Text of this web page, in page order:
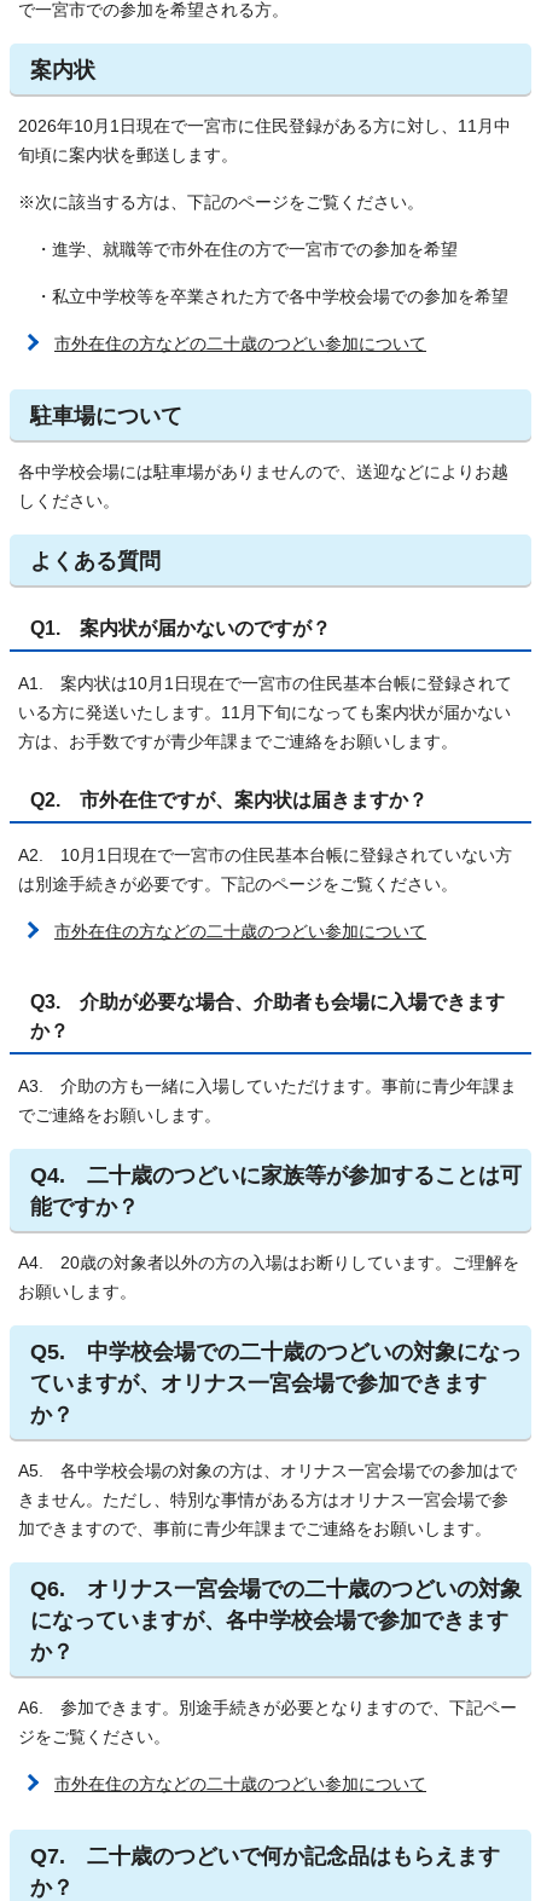
で一宮市での参加を希望される方。
案内状
2026年10月1日現在で一宮市に住民登録がある方に対し、11月中
旬頃に案内状を郵送します。
※次に該当する方は、下記のページをご覧ください。
・進学、就職等で市外在住の方で一宮市での参加を希望
・私立中学校等を卒業された方で各中学校会場での参加を希望
市外在住の方などの二十歳のつどい参加について
駐車場について
各中学校会場には駐車場がありませんので、送迎などによりお越
しください。
よくある質問
Q1. 案内状が届かないのですが？
A1. 案内状は10月1日現在で一宮市の住民基本台帳に登録されて
いる方に発送いたします。11月下旬になっても案内状が届かない
方は、お手数ですが青少年課までご連絡をお願いします。
Q2. 市外在住ですが、案内状は届きますか？
A2. 10月1日現在で一宮市の住民基本台帳に登録されていない方
は別途手続きが必要です。下記のページをご覧ください。
市外在住の方などの二十歳のつどい参加について
Q3. 介助が必要な場合、介助者も会場に入場できます
か？
A3. 介助の方も一緒に入場していただけます。事前に青少年課ま
でご連絡をお願いします。
Q4. 二十歳のつどいに家族等が参加することは可
能ですか？
A4. 20歳の対象者以外の方の入場はお断りしています。ご理解を
お願いします。
Q5. 中学校会場での二十歳のつどいの対象になっ
ていますが、オリナス一宮会場で参加できます
か？
A5. 各中学校会場の対象の方は、オリナス一宮会場での参加はで
きません。ただし、特別な事情がある方はオリナス一宮会場で参
加できますので、事前に青少年課までご連絡をお願いします。
Q6. オリナス一宮会場での二十歳のつどいの対象
になっていますが、各中学校会場で参加できます
か？
A6. 参加できます。別途手続きが必要となりますので、下記ペー
ジをご覧ください。
市外在住の方などの二十歳のつどい参加について
Q7. 二十歳のつどいで何か記念品はもらえます
か？